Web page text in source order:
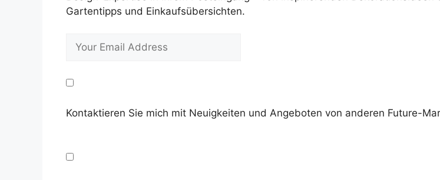
Gartentipps und Einkaufsübersichten.
Kontaktieren Sie mich mit Neuigkeiten und Angeboten von anderen Future-